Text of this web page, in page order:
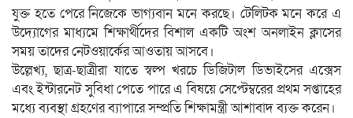
যুক্ত হতে পেরে নিজেকে ভাগ্যবান মনে করছে। টেলিটক মনে করে এ
উদ্যোগের মাধ্যমে শিক্ষার্থীদের বিশাল একটি অংশ অনলাইন ক্লাসের
সময় তাদের নেটওয়ার্কের আওতায় আসবে।
উল্লেখ্য, ছাত্র-ছাত্রীরা যাতে স্বল্প খরচে ডিজিটাল ডিভাইসের এক্সেস
এবং ইন্টারনেট সুবিধা পেতে পারে এ বিষয়ে সেপ্টেম্বরের প্রথম সপ্তাহের
মধ্যে ব্যবস্থা গ্রহণের ব্যাপারে সম্প্রতি শিক্ষামন্ত্রী আশাবাদ ব্যক্ত করেন।